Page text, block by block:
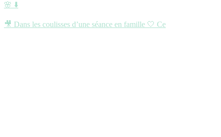
🌸 ⬇️
🎥 Dans les coulisses d’une séance en famille 🤍 Ce